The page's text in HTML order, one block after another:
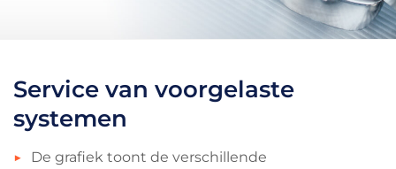
Service van voorgelaste
systemen
De grafiek toont de verschillende